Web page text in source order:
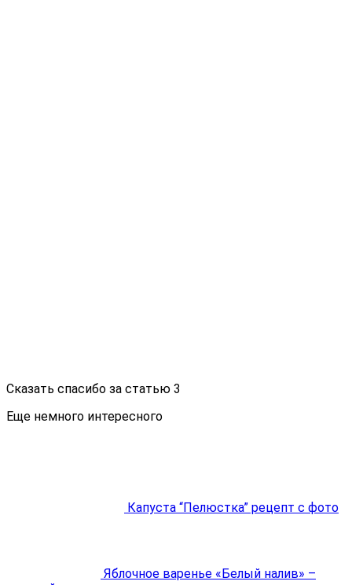
Сказать спасибо за статью 3
Еще немного интересного
Капуста “Пелюстка” рецепт с фото
Яблочное варенье «Белый налив» –